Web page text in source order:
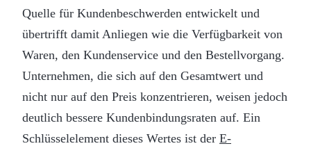
Quelle für Kundenbeschwerden entwickelt und
übertrifft damit Anliegen wie die Verfügbarkeit von
Waren, den Kundenservice und den Bestellvorgang.
Unternehmen, die sich auf den Gesamtwert und
nicht nur auf den Preis konzentrieren, weisen jedoch
deutlich bessere Kundenbindungsraten auf. Ein
Schlüsselelement dieses Wertes ist der E-